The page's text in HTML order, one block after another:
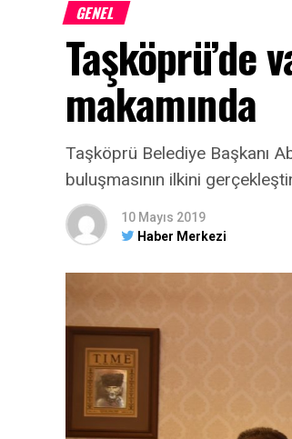
GENEL
Taşköprü’de
makamında
Taşköprü Belediye Başkanı
buluşmasının ilkini
10 Mayıs 2019
Haber Merkezi